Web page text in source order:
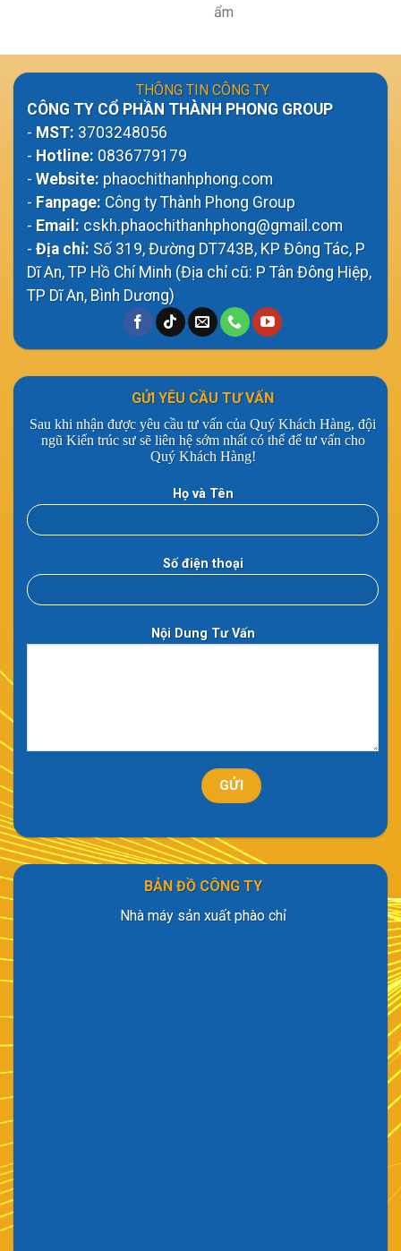
ẩm
THÔNG TIN CÔNG TY
CÔNG TY CỔ PHẦN THÀNH PHONG GROUP
- MST: 3703248056
- Hotline: 0836779179
- Website: phaochithanhphong.com
- Fanpage: Công ty Thành Phong Group
- Email: cskh.phaochithanhphong@gmail.com
- Địa chỉ: Số 319, Đường DT743B, KP Đông Tác, P
Dĩ An, TP Hồ Chí Minh (Địa chỉ cũ: P Tân Đông Hiệp,
TP Dĩ An, Bình Dương)
GỬI YÊU CẦU TƯ VẤN
Sau khi nhận được yêu cầu tư vấn của Quý Khách Hàng, đội
ngũ Kiến trúc sư sẽ liên hệ sớm nhất có thể để tư vấn cho
Quý Khách Hàng!
Họ và Tên
Số điện thoại
Nội Dung Tư Vấn
BẢN ĐỒ CÔNG TY
Nhà máy sản xuất phào chỉ